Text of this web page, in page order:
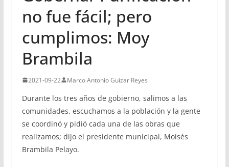
no fue fácil; pero
cumplimos: Moy
Brambila
2021-09-22 Marco Antonio Guizar Reyes
Durante los tres años de gobierno, salimos a las
comunidades, escuchamos a la población y la gente
se coordinó y pidió cada una de las obras que
realizamos; dijo el presidente municipal, Moisés
Brambila Pelayo.